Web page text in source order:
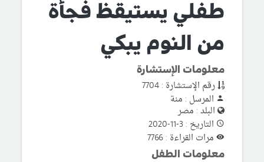
طفلي يستيقظ فجأة
من النوم يبكي
معلومات الإستشارة
رقم الإستشارة : 7704
المرسل : منة
البلد : مصر
التاريخ : 3-11-2020
مرات القراءة : 7766
معلومات الطفل